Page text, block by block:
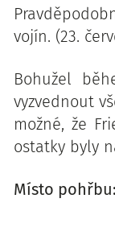
vojín. (23.
Bohužel
vyzvednout
možné, že
ostatky byly
Místo